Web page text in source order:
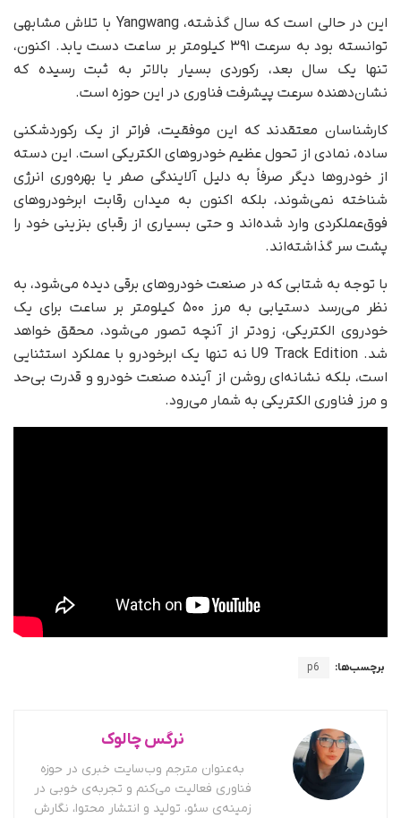
این در حالی است که سال گذشته، Yangwang با تلاش مشابهی
توانسته بود به سرعت ۳۹۱ کیلومتر بر ساعت دست یابد. اکنون،
تنها یک سال بعد، رکوردی بسیار بالاتر به ثبت رسیده که
نشان‌دهنده سرعت پیشرفت فناوری در این حوزه است.
کارشناسان معتقدند که این موفقیت، فراتر از یک رکوردشکنی
ساده، نمادی از تحول عظیم خودروهای الکتریکی است. این دسته
از خودروها دیگر صرفاً به دلیل آلایندگی صفر یا بهره‌وری انرژی
شناخته نمی‌شوند، بلکه اکنون به میدان رقابت ابرخودروهای
فوق‌عملکردی وارد شده‌اند و حتی بسیاری از رقبای بنزینی خود را
پشت سر گذاشته‌اند.
با توجه به شتابی که در صنعت خودروهای برقی دیده می‌شود، به
نظر می‌رسد دستیابی به مرز ۵۰۰ کیلومتر بر ساعت برای یک
خودروی الکتریکی، زودتر از آنچه تصور می‌شود، محقق خواهد
شد. U9 Track Edition نه تنها یک ابرخودرو با عملکرد استثنایی
است، بلکه نشانه‌ای روشن از آینده صنعت خودرو و قدرت بی‌حد
و مرز فناوری الکتریکی به شمار می‌رود.
برچسب‌ها: p6
نرگس چالوک
به‌عنوان مترجم وب‌سایت خبری در حوزه
فناوری فعالیت می‌کنم و تجربه‌ی خوبی در
زمینه‌ی سئو، تولید و انتشار محتوا، نگارش